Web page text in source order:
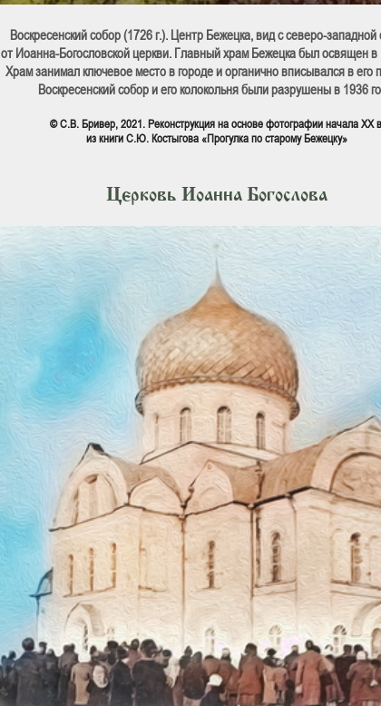
Воскресенский собор (1726 г.). Центр Бежецка, вид с северо-
от Иоанна-Богословской церкви. Главный храм Бежецка был освящен в
Храм занимал ключевое место в городе и органично вписывался в его
Воскресенский собор и его колокольня были разрушены в 1936
© С.В. Бривер, 2021. Реконструкция на основе фотографии начала XX
из книги С.Ю. Костыгова «Прогулка по старому Бежецку»
Церковь Иоанна Богослова